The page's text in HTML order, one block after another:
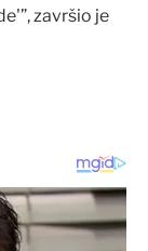
završio je